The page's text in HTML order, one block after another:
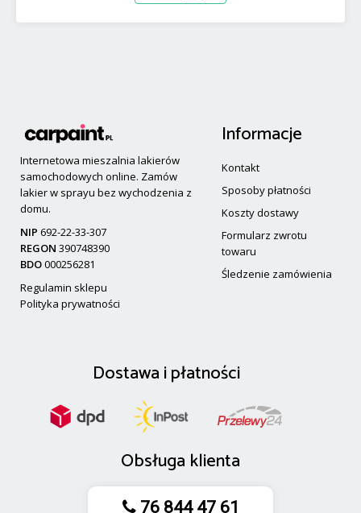
Internetowa mieszalnia lakierów
samochodowych online. Zamów
lakier w sprayu bez wychodzenia z
domu.
NIP 692-22-33-307
REGON 390748390
BDO000256281
Regulamin sklepu
Polityka prywatności
Informacje
Kontakt
Sposoby płatności
Koszty dostawy
Formularz zwrotu
towaru
Śledzenie zamówienia
Dostawaipłatności
Obsługa klienta
76 844 47 61